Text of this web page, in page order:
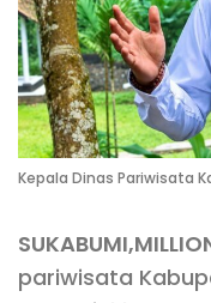
Kepala Dinas Pariwisata
pariwisata